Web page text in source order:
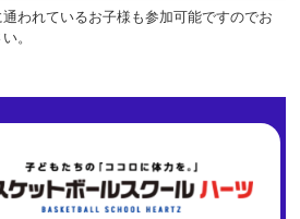
われているお子様も参加可能ですのでお
。